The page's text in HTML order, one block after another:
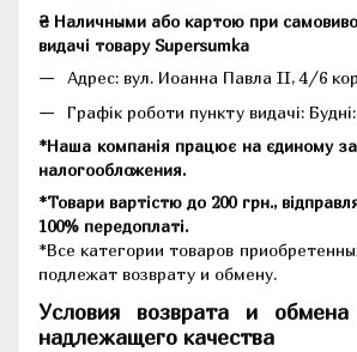
₴ Наличными або картою при
видачі товару Supersumka
Адрес: вул. Иоанна Павла II, 4/6
Графік роботи пункту видачі:
*Наша компанія працює на єдиному
налогообложения.
*Товари вартістю до 200 грн.,
100% передоплаті.
*Все категории товаров
подлежат возврату и обмену.
Условия возврата и
надлежащего качества